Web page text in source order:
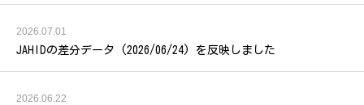
2026.07.01
JAHIDの差分データ (2026/06/24) を反映しました
2026.06.22